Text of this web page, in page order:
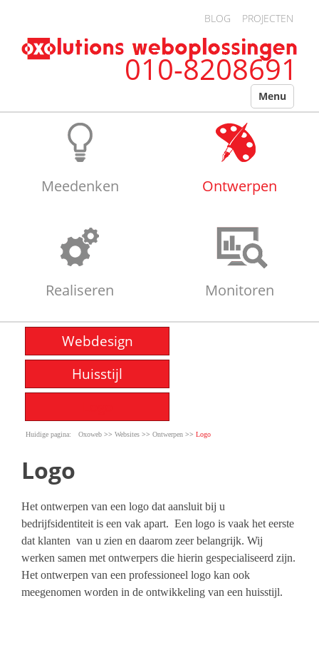
BLOG PROJECTEN
010-8208691
Menu
Meedenken Ontwerpen
Realiseren Monitoren
Webdesign
Huisstijl
Oxoweb >> Websites >> Ontwerpen >> Logo
Logo
Het ontwerpen van een logo dat aansluit bij u
bedrijfsidentiteit is een vak apart. Een logo is vaak het eerste
dat klanten van u zien en daarom zeer belangrijk. Wij
werken samen met ontwerpers die hierin gespecialiseerd zijn.
Het ontwerpen van een professioneel logo kan ook
meegenomen worden in de ontwikkeling van een huisstijl.